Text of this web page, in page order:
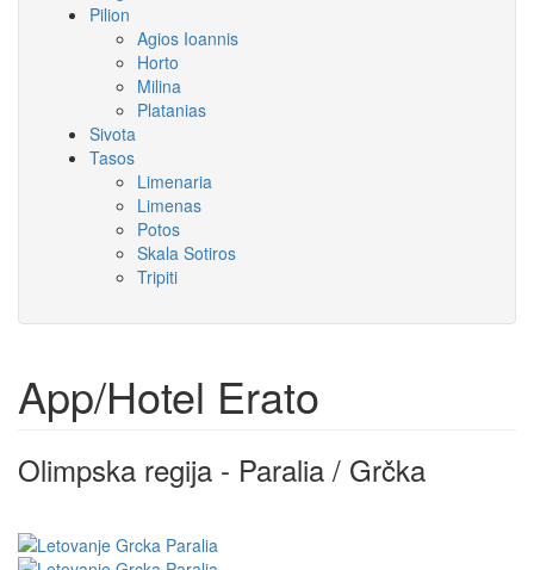
Pilion
Agios Ioannis
Horto
Milina
Platanias
Sivota
Tasos
Limenaria
Limenas
Potos
Skala Sotiros
Tripiti
App/Hotel Erato
Olimpska regija - Paralia / Grčka